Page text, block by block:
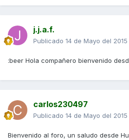
j.j.a.f.
Publicado 14 de Mayo del 2015
:beer Hola compañero bienvenido
carlos230497
Publicado 14 de Mayo del 2015
Bienvenido al foro, un saludo desde